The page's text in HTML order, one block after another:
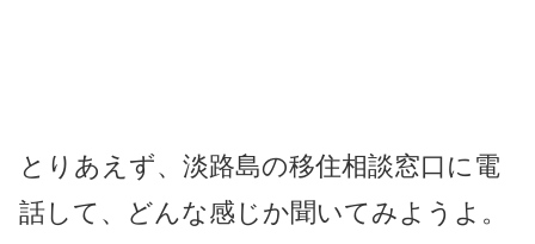
とりあえず、淡路島の移住相談窓口に電
話して、どんな感じか聞いてみようよ。